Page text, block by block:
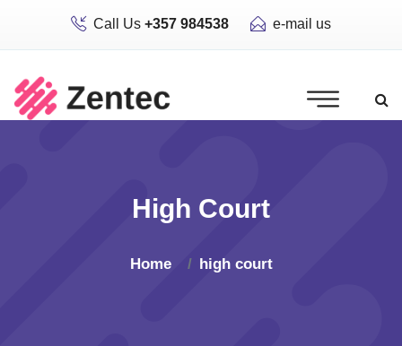
Call Us +357 984538 e-mail us
High Court
Home high court